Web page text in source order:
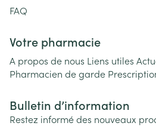
FAQ
Votre pharmacie
A propos de nous Liens utiles
Pharmacien de garde
Bulletin d’information
Restez informé des nouveaux